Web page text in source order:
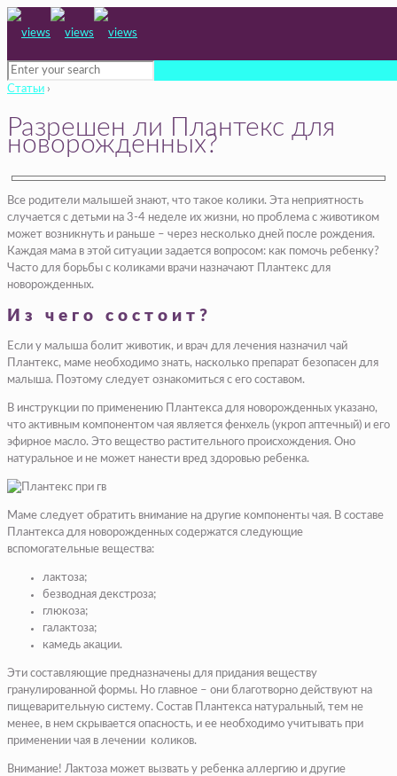
Статьи ›
Разрешен ли Плантекс для
новорожденных?
Все родители малышей знают, что такое колики. Эта неприятность
случается с детьми на 3-4 неделе их жизни, но проблема с животиком
может возникнуть и раньше – через несколько дней после рождения.
Каждая мама в этой ситуации задается вопросом: как помочь ребенку?
Часто для борьбы с коликами врачи назначают Плантекс для
новорожденных.
Из чего состоит?
Если у малыша болит животик, и врач для лечения назначил чай
Плантекс, маме необходимо знать, насколько препарат безопасен для
малыша. Поэтому следует ознакомиться с его составом.
В инструкции по применению Плантекса для новорожденных указано,
что активным компонентом чая является фенхель (укроп аптечный) и его
эфирное масло. Это вещество растительного происхождения. Оно
натуральное и не может нанести вред здоровью ребенка.
Маме следует обратить внимание на другие компоненты чая. В составе
Плантекса для новорожденных содержатся следующие
вспомогательные вещества:
лактоза;
безводная декстроза;
глюкоза;
галактоза;
камедь акации.
Эти составляющие предназначены для придания веществу
гранулированной формы. Но главное – они благотворно действуют на
пищеварительную систему. Состав Плантекса натуральный, тем не
менее, в нем скрывается опасность, и ее необходимо учитывать при
применении чая в лечении коликов.
Внимание! Лактоза может вызвать у ребенка аллергию и другие